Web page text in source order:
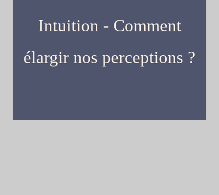
Intuition - Comment
élargir nos perceptions ?